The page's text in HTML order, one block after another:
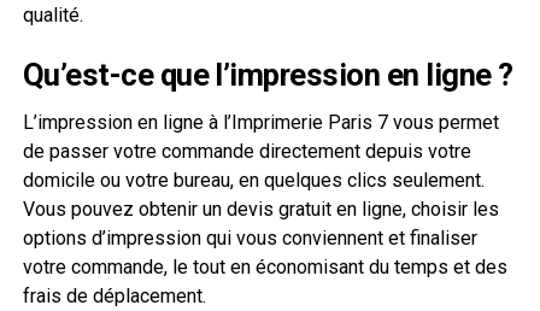
qualité.
Qu’est-ce que l’impression en ligne ?
L’impression en ligne à l’Imprimerie Paris 7 vous permet
de passer votre commande directement depuis votre
domicile ou votre bureau, en quelques clics seulement.
Vous pouvez obtenir un devis gratuit en ligne, choisir les
options d’impression qui vous conviennent et finaliser
votre commande, le tout en économisant du temps et des
frais de déplacement.